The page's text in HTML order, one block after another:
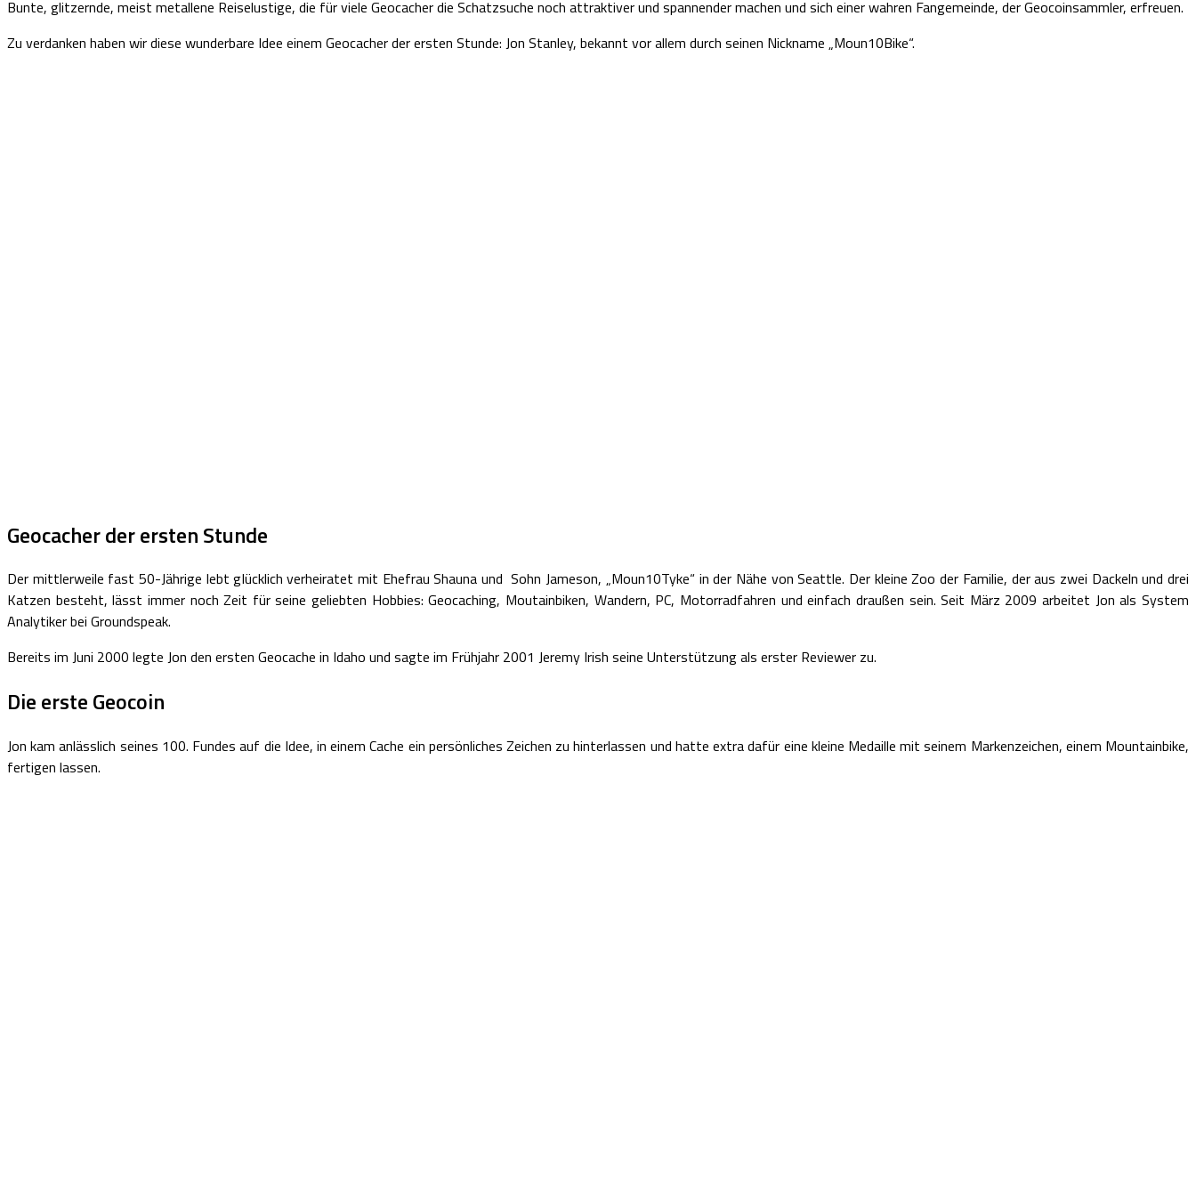
Bunte, glitzernde, meist metallene Reiselustige, die für viele Geocacher die Schatzsuche noch attraktiver und spannender machen und sich einer wahren Fangemeinde, der Geocoinsammler, erfreuen.
Zu verdanken haben wir diese wunderbare Idee einem Geocacher der ersten Stunde: Jon Stanley, bekannt vor allem durch seinen Nickname „Moun10Bike“.
Geocacher der ersten Stunde
Der mittlerweile fast 50-Jährige lebt glücklich verheiratet mit Ehefrau Shauna und Sohn Jameson, „Moun10Tyke“ in der Nähe von Seattle. Der kleine Zoo der Familie, der aus zwei Dackeln und drei
Katzen besteht, lässt immer noch Zeit für seine geliebten Hobbies: Geocaching, Moutainbiken, Wandern, PC, Motorradfahren und einfach draußen sein. Seit März 2009 arbeitet Jon als System
Analytiker bei Groundspeak.
Bereits im Juni 2000 legte Jon den ersten Geocache in Idaho und sagte im Frühjahr 2001 Jeremy Irish seine Unterstützung als erster Reviewer zu.
Die erste Geocoin
Jon kam anlässlich seines 100. Fundes auf die Idee, in einem Cache ein persönliches Zeichen zu hinterlassen und hatte extra dafür eine kleine Medaille mit seinem Markenzeichen, einem Mountainbike,
fertigen lassen.